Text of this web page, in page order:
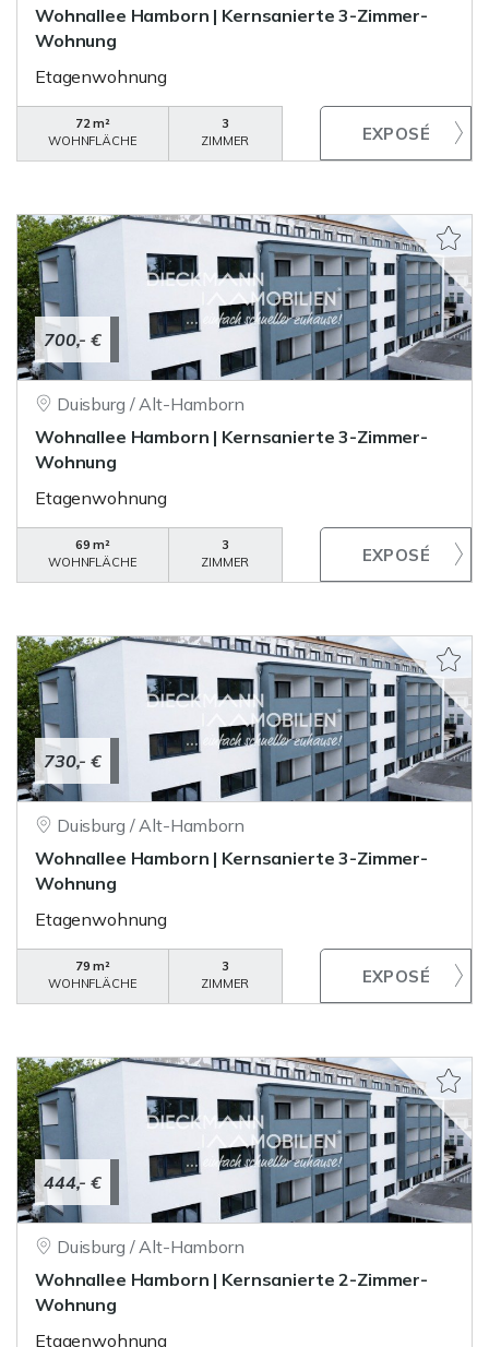
Wohnallee Hamborn | Kernsanierte 3-Zimmer-
Wohnung
Etagenwohnung
72 m²
WOHNFLÄCHE
3
ZIMMER
700,- €
Duisburg / Alt-Hamborn
Wohnallee Hamborn | Kernsanierte 3-Zimmer-
Wohnung
Etagenwohnung
69 m²
WOHNFLÄCHE
3
ZIMMER
730,- €
Duisburg / Alt-Hamborn
Wohnallee Hamborn | Kernsanierte 3-Zimmer-
Wohnung
Etagenwohnung
79 m²
WOHNFLÄCHE
3
ZIMMER
444,- €
Duisburg / Alt-Hamborn
Wohnallee Hamborn | Kernsanierte 2-Zimmer-
Wohnung
Etagenwohnung